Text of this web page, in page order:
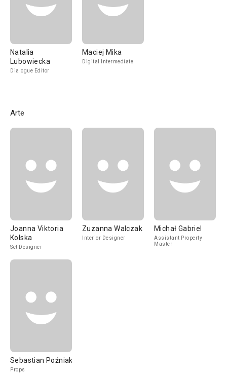
Natalia
Lubowiecka
Dialogue Editor
Maciej Mika
Digital Intermediate
Arte
Joanna Viktoria
Kolska
Set Designer
Zuzanna Walczak
Interior Designer
Michał Gabriel
Assistant Property
Master
Sebastian Poźniak
Props